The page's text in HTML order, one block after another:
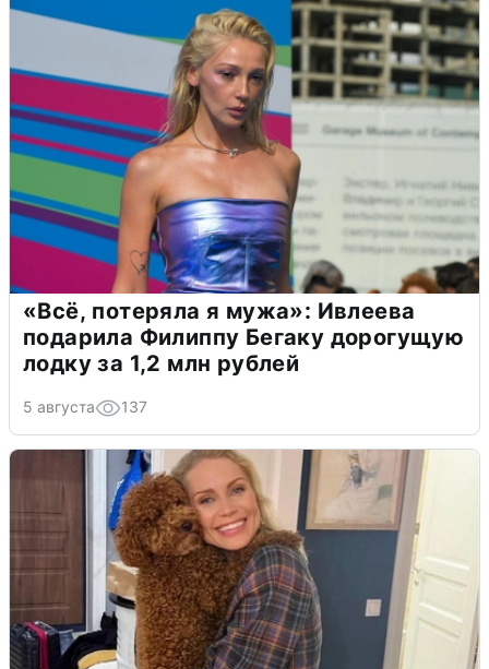
«Всё, потеряла я мужа»: Ивлеева
подарила Филиппу Бегаку дорогущую
лодку за 1,2 млн рублей
5 августа 137